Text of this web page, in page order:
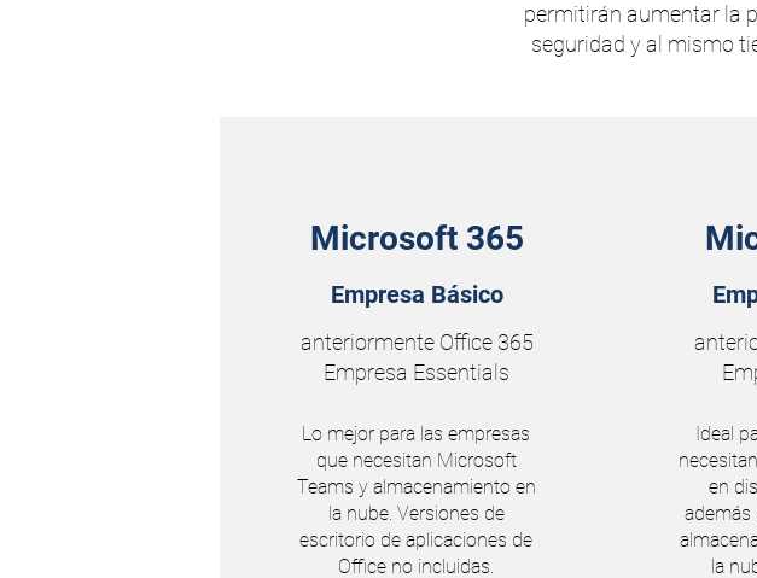
permitirán aumentar la
seguridad y al mismo
Microsoft 365
Empresa Básico
anteriormente Office 365
Empresa Essentials
Lo mejor para las empresas
que necesitan Microsoft
Teams y almacenamiento en
la nube. Versiones de
escritorio de aplicaciones de
Office no incluidas.
Ideal
en
además
la